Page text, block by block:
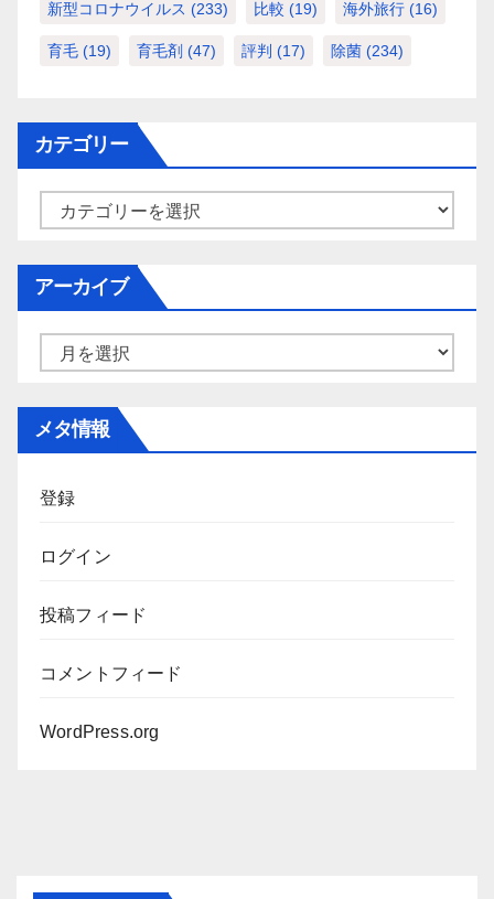
新型コロナウイルス (233) 比較 (19) 海外旅行 (16)
育毛 (19) 育毛剤 (47) 評判 (17) 除菌 (234)
カテゴリー
ー
アーカイブ
メタ情報
登録
ログイン
投稿フィード
コメントフィード
WordPress.org